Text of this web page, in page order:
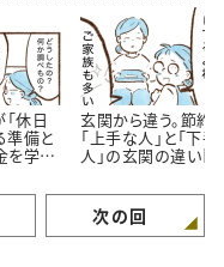
休日
準備と
を学
玄関から違う。節約
「上手な人」と「下
人」の玄関の違い【
次の回